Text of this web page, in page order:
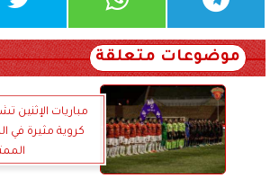
موضوعات متعلقة
مباريات الإثنين
كروية مثيرة في